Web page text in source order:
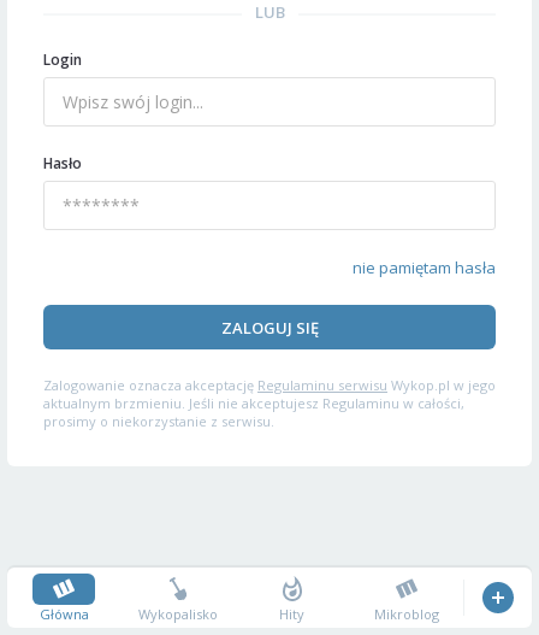
LUB
Login
Hasło
nie pamiętam hasła
ZALOGUJ SIĘ
Zalogowanie oznacza akceptację Regulaminu serwisu Wykop.pl w jego
aktualnym brzmieniu. Jeśli nie akceptujesz Regulaminu w całości,
prosimy o niekorzystanie z serwisu.
Główna Wykopalisko Hity Mikroblog